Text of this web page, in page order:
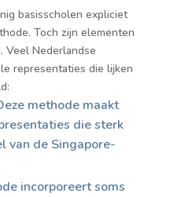
basisscholen expliciet
Toch zijn elementen
Veel Nederlandse
representaties die lijken
methode maakt
die sterk
van de Singapore-
incorporeert soms